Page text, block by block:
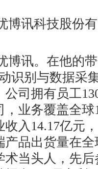
讯科技股份
博讯。在他的
识别与数据采
司拥有员工
业务覆盖全球
收入14.17亿元
产品出货量在
术当头人，先